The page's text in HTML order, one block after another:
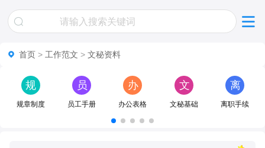
首页 > 工作范文 > 文秘资料
规
章
规章制度
员
工
员工手册
办
公
表
办公表格
文
秘
文秘基础
离
职
离职手续